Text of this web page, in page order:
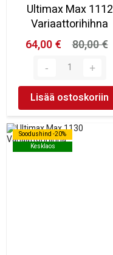
Ultimax Max 1112
Variaattorihihna
64,00 €
80,00 €
Lisää ostoskoriin
Soodushind -20%
Kesklaos
Soodushind -20%
Kesklaos